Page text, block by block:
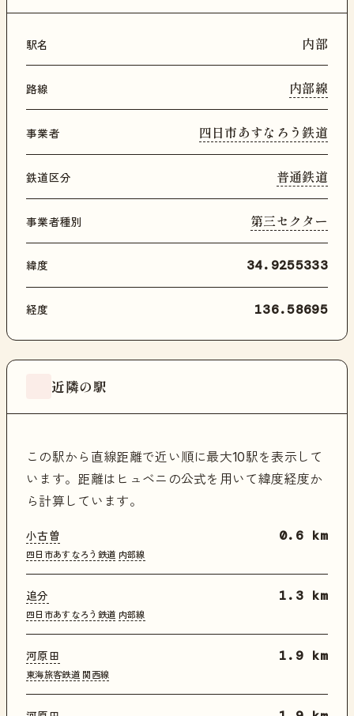
駅名 内部
路線 内部線
事業者 四日市あすなろう鉄道
鉄道区分 普通鉄道
事業者種別 第三セクター
緯度 34.9255333
経度 136.58695
近隣の駅
この駅から直線距離で近い順に最大10駅を表示して
います。距離はヒュベニの公式を用いて緯度経度か
ら計算しています。
小古曽
四日市あすなろう鉄道 内部線
0.6 km
追分
四日市あすなろう鉄道 内部線
1.3 km
河原田
東海旅客鉄道 関西線
1.9 km